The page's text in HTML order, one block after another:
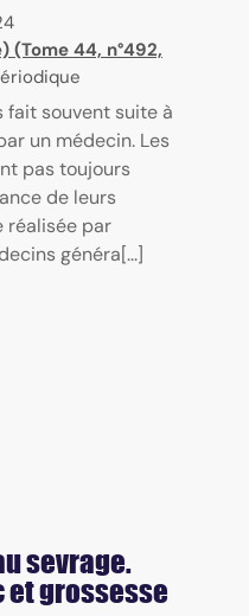
(Tome 44, n°492,
fait souvent suite à
un médecin. Les
pas toujours
de leurs
réalisée par
généra[...]
sevrage.
et grossesse